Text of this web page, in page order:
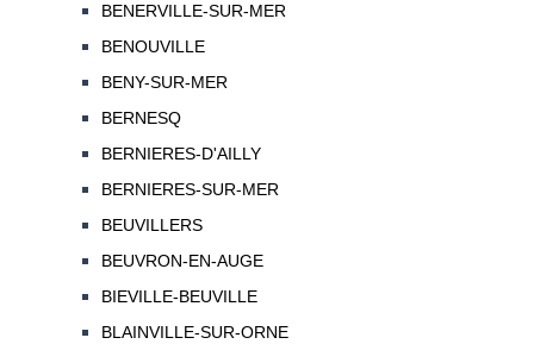
BENERVILLE-SUR-MER
BENOUVILLE
BENY-SUR-MER
BERNESQ
BERNIERES-D'AILLY
BERNIERES-SUR-MER
BEUVILLERS
BEUVRON-EN-AUGE
BIEVILLE-BEUVILLE
BLAINVILLE-SUR-ORNE